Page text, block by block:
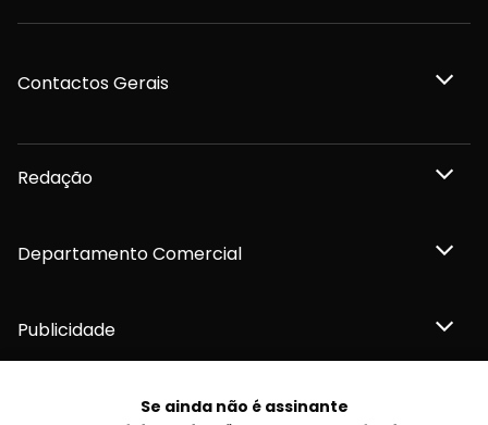
Se ainda não é assinante
Contactos Gerais
Redação
Departamento Comercial
Publicidade